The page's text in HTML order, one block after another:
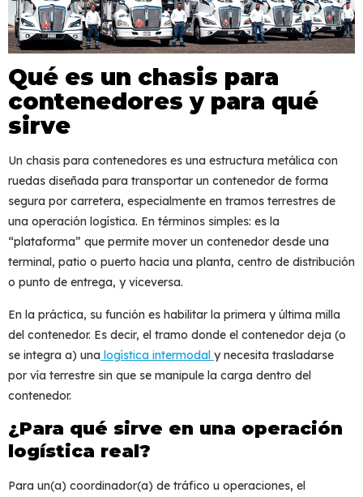
Qué es un chasis para
contenedores y para qué
sirve
Un chasis para contenedores es una estructura metálica con
ruedas diseñada para transportar un contenedor de forma
segura por carretera, especialmente en tramos terrestres de
una operación logística. En términos simples: es la
“plataforma” que permite mover un contenedor desde una
terminal, patio o puerto hacia una planta, centro de distribución
o punto de entrega, y viceversa.
En la práctica, su función es habilitar la primera y última milla
del contenedor. Es decir, el tramo donde el contenedor deja (o
se integra a) una logística intermodal y necesita trasladarse
por vía terrestre sin que se manipule la carga dentro del
contenedor.
¿Para qué sirve en una operación
logística real?
Para un(a) coordinador(a) de tráfico u operaciones, el